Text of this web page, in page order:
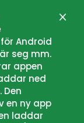
Android
seg mm.
appen
ned
en ny app
laddar